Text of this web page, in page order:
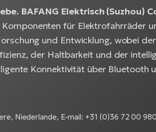
BAFANG Elektrisch (Suzhou)
für Elektrofahrräder
und Entwicklung, wobei
der Haltbarkeit und der
Konnektivität über Bluetooth
Niederlande, E-mail: +31 (0)36 72 00